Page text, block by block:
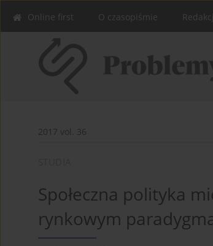
Online first O czasopiśmie
2017 vol. 36
Społeczna polityka
rynkowym